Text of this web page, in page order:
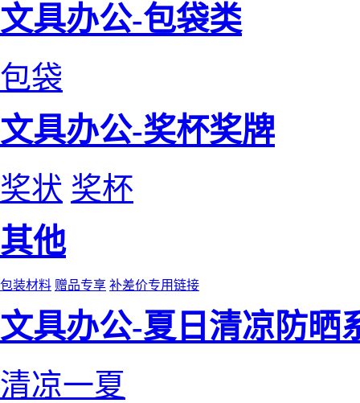
文具办公-包袋类
包袋
文具办公-奖杯奖牌
奖状 奖杯
其他
包装材料 赠品专享 补差价专用链接
文具办公-夏日清凉防晒
清凉一夏